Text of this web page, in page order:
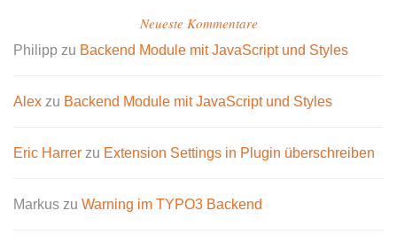
Neueste Kommentare
Philipp zu Backend Module mit JavaScript und Styles
Alex zu Backend Module mit JavaScript und Styles
Eric Harrer zu Extension Settings in Plugin überschreiben
Markus zu Warning im TYPO3 Backend